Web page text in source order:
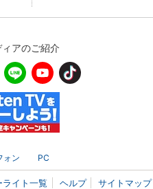
アのご紹介
ォン PC
ライト一覧 ヘルプ サイトマップ